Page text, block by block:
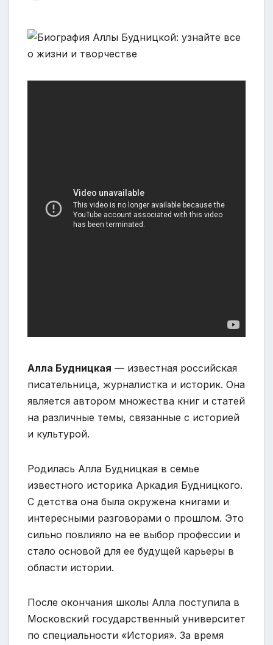
Алла Будницкая — известная российская
писательница, журналистка и историк. Она
является автором множества книг и статей
на различные темы, связанные с историей
и культурой.
Родилась Алла Будницкая в семье
известного историка Аркадия Будницкого.
С детства она была окружена книгами и
интересными разговорами о прошлом. Это
сильно повлияло на ее выбор профессии и
стало основой для ее будущей карьеры в
области истории.
После окончания школы Алла поступила в
Московский государственный университет
по специальности «История». За время